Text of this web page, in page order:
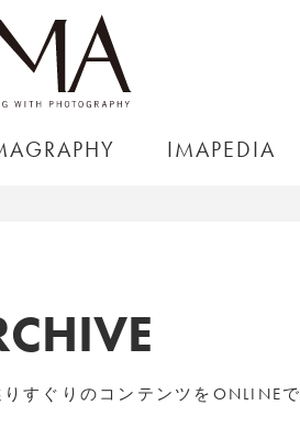
IMAPEDIA
すぐりのコンテンツをONLINEで